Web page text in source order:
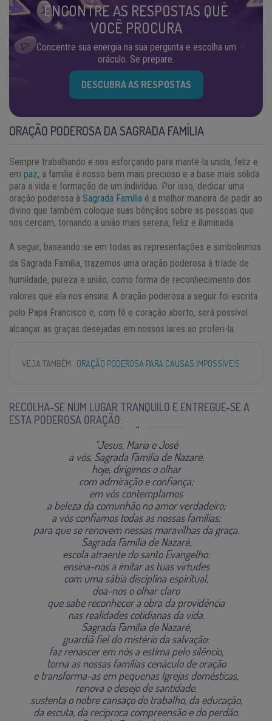
ENCONTRE AS RESPOSTAS QUE
VOCÊ PROCURA
Concentre sua energia na sua pergunta e escolha um
oráculo. Se prepare.
DESCUBRA AS RESPOSTAS
ORAÇÃO PODEROSA DA SAGRADA FAMÍLIA
Sempre trabalhando e nos esforçando para mantê-la unida, feliz e
em paz, a família é nosso bem mais precioso e a base mais sólida
para a vida e formação de um indivíduo. Por isso, dedicar uma
oração poderosa à Sagrada Família é a melhor maneira de pedir ao
divino que também coloque suas bênçãos sobre as pessoas que
nos cercam, tornando a união mais serena, feliz e iluminada.
A seguir, baseando-se em todas as representações e simbolismos
da Sagrada Família, trazemos uma oração poderosa à tríade de
humildade, pureza e união, como forma de reconhecimento dos
valores que ela nos ensina. A oração poderosa a seguir foi escrita
pelo Papa Francisco e, com fé e coração aberto, será possível
alcançar as graças desejadas em nossos lares ao proferi-la.
VEJA TAMBÉM ORAÇÃO PODEROSA PARA CAUSAS IMPOSSÍVEIS
RECOLHA-SE NUM LUGAR TRANQUILO E ENTREGUE-SE A
ESTA PODEROSA ORAÇÃO:
“Jesus, Maria e José
a vós, Sagrada Família de Nazaré,
hoje, dirigimos o olhar
com admiração e confiança;
em vós contemplamos
a beleza da comunhão no amor verdadeiro;
a vós confiamos todas as nossas famílias;
para que se renovem nessas maravilhas da graça.
Sagrada Família de Nazaré,
escola atraente do santo Evangelho:
ensina-nos a imitar as tuas virtudes
com uma sábia disciplina espiritual,
doa-nos o olhar claro
que sabe reconhecer a obra da providência
nas realidades cotidianas da vida.
Sagrada Família de Nazaré,
guardiã fiel do mistério da salvação:
faz renascer em nós a estima pelo silêncio,
torna as nossas famílias cenáculo de oração
e transforma-as em pequenas Igrejas domésticas,
renova o desejo de santidade,
sustenta o nobre cansaço do trabalho, da educação,
da escuta, da recíproca compreensão e do perdão.